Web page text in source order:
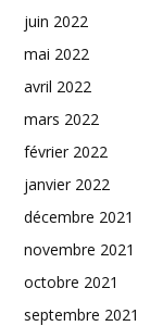
juin 2022
mai 2022
avril 2022
mars 2022
février 2022
janvier 2022
décembre 2021
novembre 2021
octobre 2021
septembre 2021